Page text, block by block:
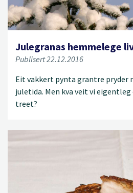
Julegranas hemmelege
Publisert 22.12.2016
Eit vakkert pynta grantre pryder
juletida. Men kva veit vi
treet?